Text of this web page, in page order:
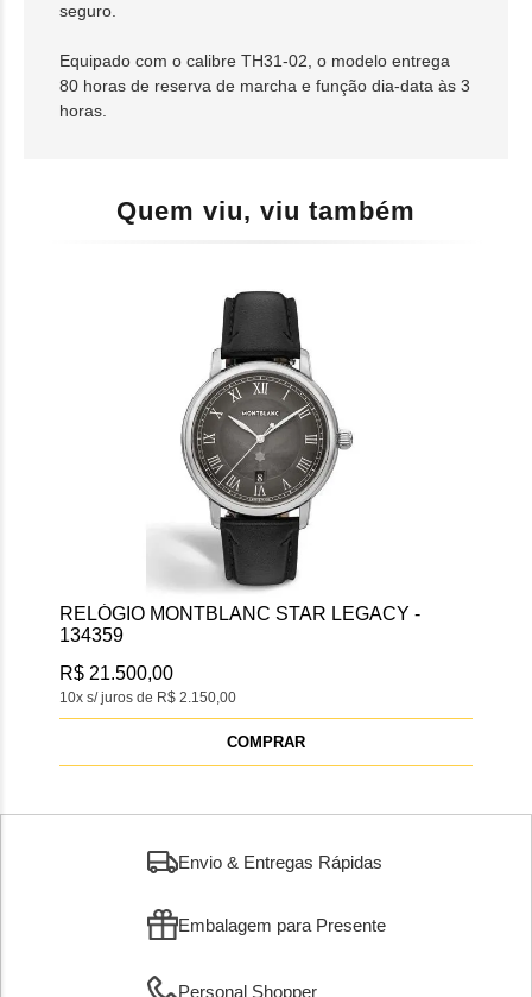
seguro.
Equipado com o calibre TH31-02, o modelo entrega
80 horas de reserva de marcha e função dia-data às 3
horas.
Quem viu, viu também
RELÓGIO MONTBLANC STAR LEGACY -
134359
10x s/ juros de R$ 2.150,00
R$ 21.500,00
COMPRAR
Envio & Entregas Rápidas
Embalagem para Presente
Personal Shopper